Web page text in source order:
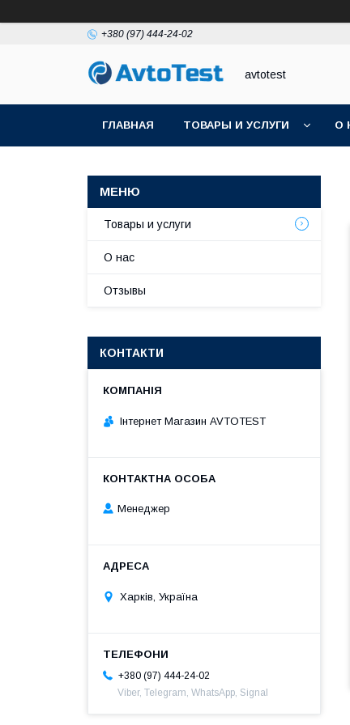
+380 (97) 444-24-02
avtotest
ГЛАВНАЯ ТОВАРЫ И УСЛУГИ О
Товары и услуги
О нас
Отзывы
КОНТАКТИ
Інтернет Магазин AVTOTEST
Менеджер
Харків, Україна
+380 (97) 444-24-02
Viber, Telegram, WhatsApp, Signal